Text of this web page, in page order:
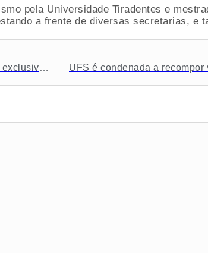
pela Universidade Tiradentes e
a frente de diversas secretarias, e
Governo de Sergipe inicia curso de qualificação em carpintaria exclusivo para mulheres